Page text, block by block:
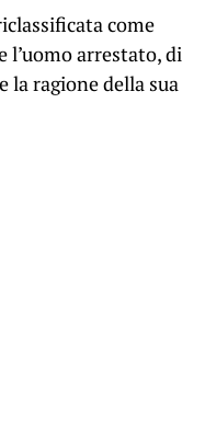
come
arrestato, di
la ragione della sua